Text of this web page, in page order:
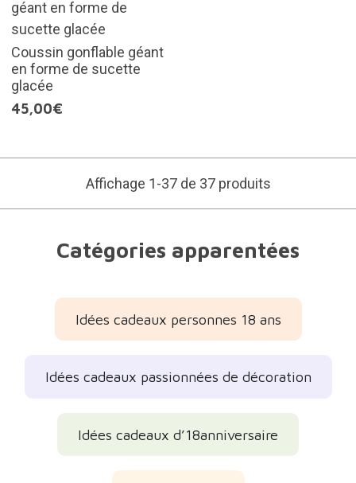
Coussin gonflable géant
en forme de sucette
glacée
45,00€
Affichage 1-37 de 37 produits
Catégories apparentées
Idées cadeaux personnes 18 ans
Idées cadeaux passionnées de décoration
Idées cadeaux d’18anniversaire